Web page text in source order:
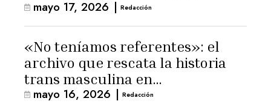
mayo 17, 2026 | Redacción
«No teníamos referentes»: el
archivo que rescata la historia
trans masculina en
Latinoamérica
mayo 16, 2026 | Redacción